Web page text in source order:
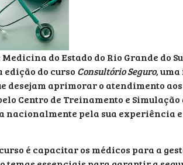
do Estado do Rio Grande do
edição do curso Consultório Seguro,
desejam aprimorar o atendimento
Centro de Treinamento e Simulação
pela sua experiência
é capacitar os médicos para a